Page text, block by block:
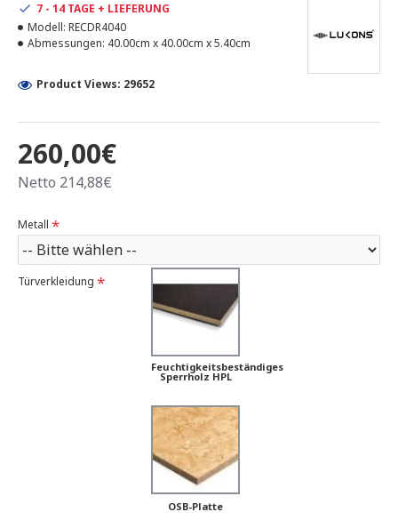
260,00€
Netto 214,88€
7 - 14 TAGE + LIEFERUNG
Modell: RECDR4040
Abmessungen: 40.00cm x 40.00cm x 5.40cm
Product Views: 29652
Metall
Türverkleidung
Feuchtigkeitsbeständiges
Sperrholz HPL
OSB-Platte